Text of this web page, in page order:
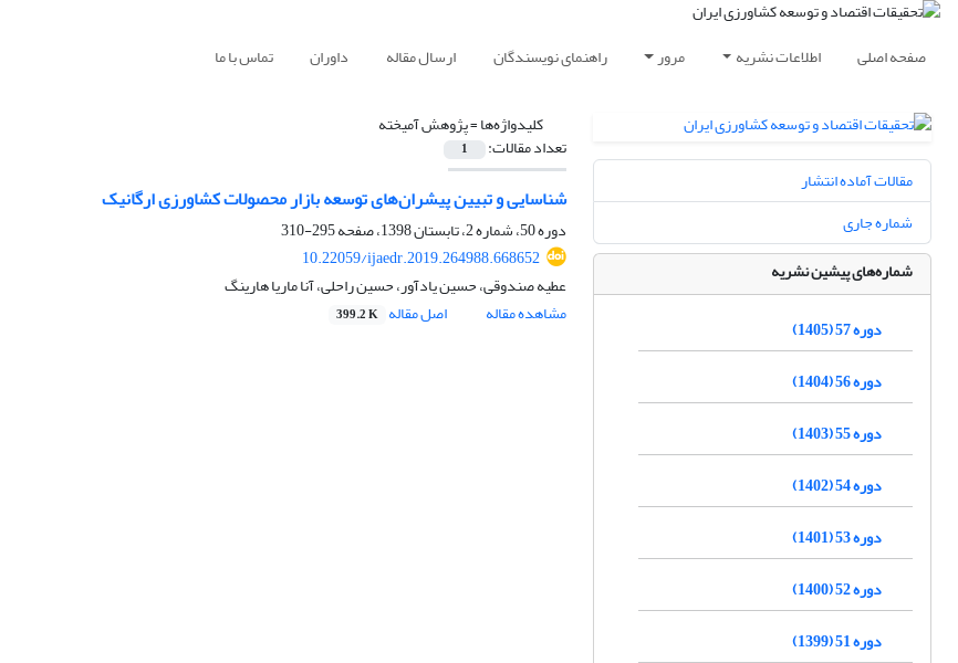
صفحه اصلی اطلاعات نشریه مرور راهنمای نویسندگان ارسال مقاله داوران تماس با ما
کلیدواژه‌ها =پژوهش آمیخته
تعداد مقالات: 1
شناسایی و تبیین پیشران‌های توسعه بازار محصولات کشاورزی ارگانیک
دوره 50، شماره 2، تابستان 1398، صفحه
295-310
10.22059/ijaedr.2019.264988.668652
عطیه صندوقی، حسین یادآور، حسین راحلی، آنا ماریا هارینگ
مشاهده مقاله
اصل مقاله 399.2 K
مقالات آماده انتشار
شماره جاری
شماره‌های پیشین نشریه
دوره 57 (1405)
دوره 56 (1404)
دوره 55 (1403)
دوره 54 (1402)
دوره 53 (1401)
دوره 52 (1400)
دوره 51 (1399)